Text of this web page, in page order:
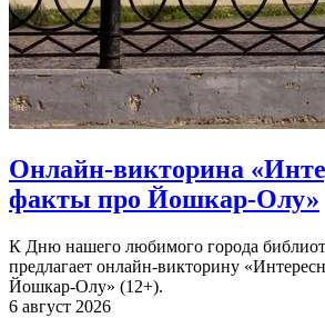
Онлайн-викторина
факты про Йошкар-Олу»
К Дню нашего любимого города
предлагает онлайн-викторину
Йошкар-Олу» (12+).
6 август 2026